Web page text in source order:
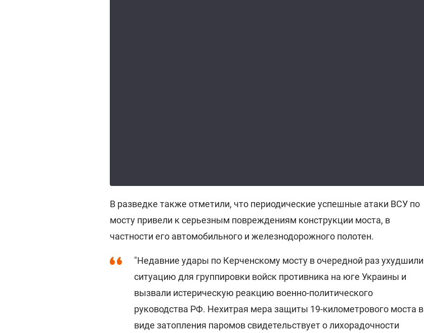
В разведке также отметили, что периодические успешные атаки ВСУ по
мосту привели к серьезным повреждениям конструкции моста, в
частности его автомобильного и железнодорожного полотен.
"Недавние удары по Керченскому мосту в очередной раз ухудшили
ситуацию для группировки войск противника на юге Украины и
вызвали истерическую реакцию военно-политического
руководства РФ. Нехитрая мера защиты 19-километрового моста в
виде затопления паромов свидетельствует о лихорадочности